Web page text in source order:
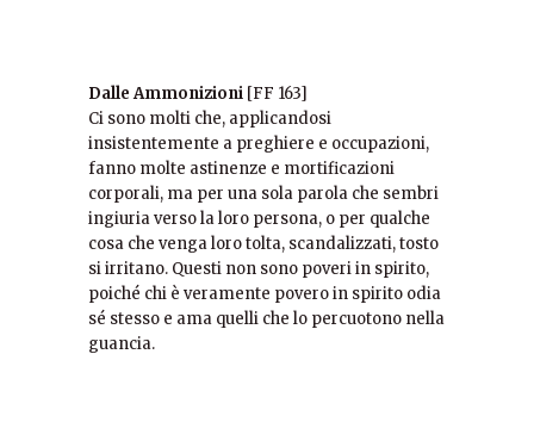
Dalle Ammonizioni [FF 163]
Ci sono molti che, applicandosi
insistentemente a preghiere e occupazioni,
fanno molte astinenze e mortificazioni
corporali, ma per una sola parola che sembri
ingiuria verso la loro persona, o per qualche
cosa che venga loro tolta, scandalizzati, tosto
si irritano. Questi non sono poveri in spirito,
poiché chi è veramente povero in spirito odia
sé stesso e ama quelli che lo percuotono nella
guancia.